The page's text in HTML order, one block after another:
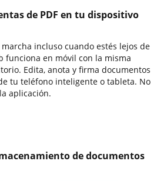
de PDF en tu dispositivo
incluso cuando estés lejos de
funciona en móvil con la misma
Edita, anota y firma documentos
tu teléfono inteligente o tableta. No
aplicación.
de documentos